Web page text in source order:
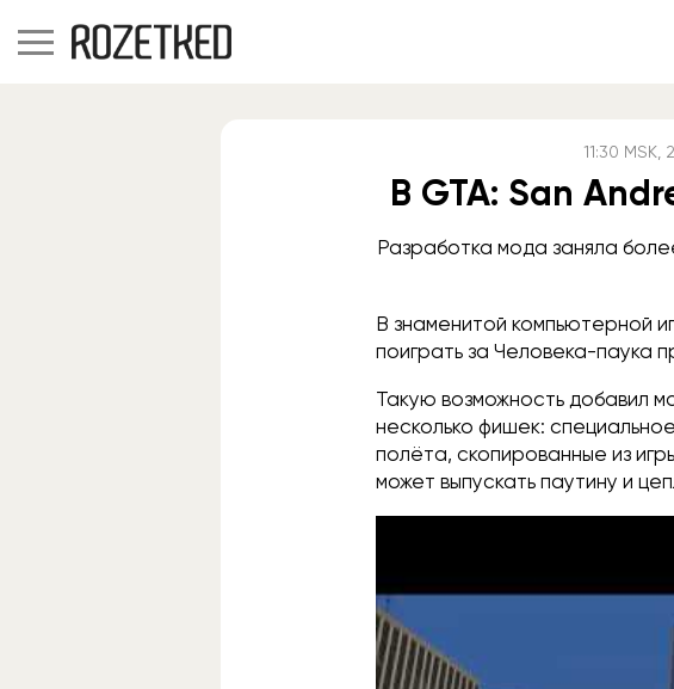
11:30 MSK,
В GTA: San
Разработка мода заняла
В знаменитой компьютерной
поиграть за Человека-паука
Такую возможность добавил
несколько фишек:
полёта, скопированные из
может выпускать паутину и